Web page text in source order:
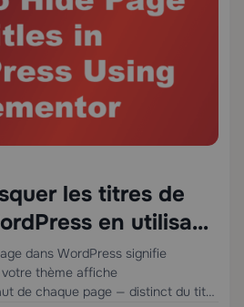
les titres de
en utilisant
dans WordPress signifie
thème affiche
de chaque page — distinct du titre